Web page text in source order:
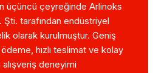
üçüncü çeyreğinde Arlinoks
tarafından endüstriyel
olarak kurulmuştur. Geniş
hızlı teslimat ve kolay
deneyimi